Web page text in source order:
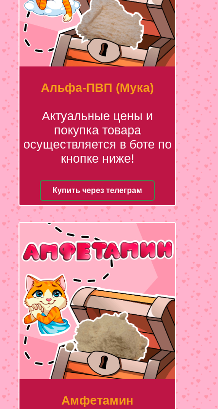
Альфа-ПВП (Мука)
Актуальные цены и
покупка товара
осуществляется в боте по
кнопке ниже!
Купить через телеграм
Амфетамин